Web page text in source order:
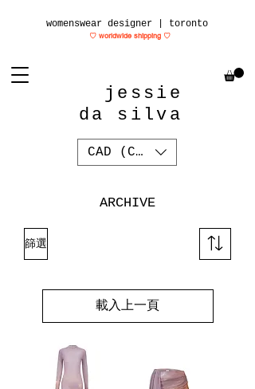
womenswear designer | toronto
♡ worldwide shipping ♡
jessie
da silva
CAD (C$)
ARCHIVE
篩選
載入上一頁